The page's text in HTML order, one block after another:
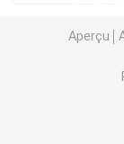
Came DVR
Caméra de
Aperçu